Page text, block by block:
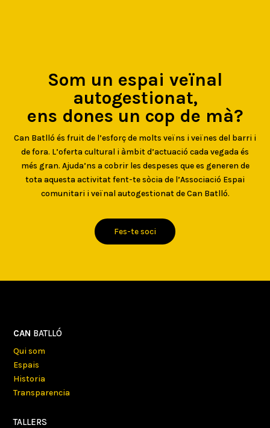
Som un espai veïnal
autogestionat,
ens dones un cop de mà?
Can Batlló és fruit de l’esforç de molts veïns i veïnes del barri i
de fora. L’oferta cultural i àmbit d’actuació cada vegada és
més gran. Ajuda’ns a cobrir les despeses que es generen de
tota aquesta activitat fent-te sòcia de l’Associació Espai
comunitari i veïnal autogestionat de Can Batlló.
Fes-te soci
CAN BATLLÓ
Qui som
Espais
Historia
Transparencia
TALLERS